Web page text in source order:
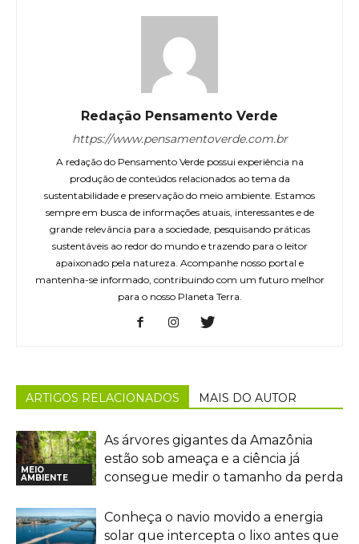
Redação Pensamento Verde
https://www.pensamentoverde.com.br
A redação do Pensamento Verde possui experiência na
produção de conteúdos relacionados ao tema da
sustentabilidade e preservação do meio ambiente. Estamos
sempre em busca de informações atuais, interessantes e de
grande relevância para a sociedade, pesquisando práticas
sustentáveis ao redor do mundo e trazendo para o leitor
apaixonado pela natureza. Acompanhe nosso portal e
mantenha-se informado, contribuindo com um futuro melhor
para o nosso Planeta Terra.
ARTIGOS RELACIONADOS MAIS DO AUTOR
MEIO
AMBIENTE
As árvores gigantes da Amazônia
estão sob ameaça e a ciência já
consegue medir o tamanho da perda
Conheça o navio movido a energia
solar que intercepta o lixo antes que